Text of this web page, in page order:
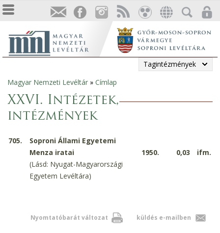
Tagintézmények
Jelenlegi
hely
Magyar Nemzeti Levéltár » Címlap
XXVI. Intézetek,
intézmények
705.
Soproni Állami Egyetemi
Menza iratai
1950. 0,03
ifm.
(Lásd: Nyugat-Magyarországi
Egyetem Levéltára)
Nyomtatóbarát változat küldés e-mailben